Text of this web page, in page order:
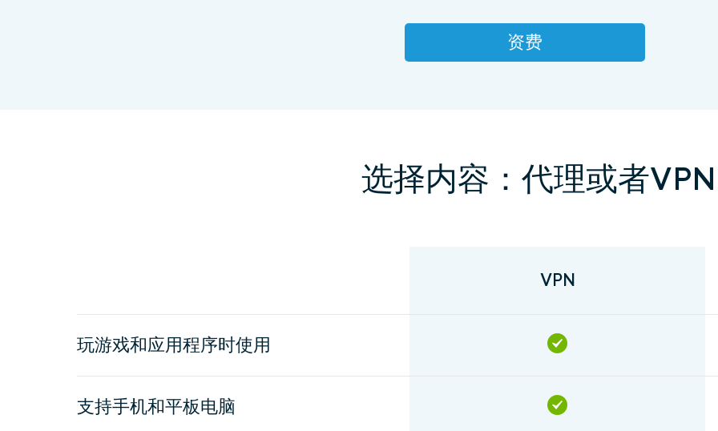
资费
选择内容：代理或者VPN
VPN
玩游戏和应用程序时使用
支持手机和平板电脑